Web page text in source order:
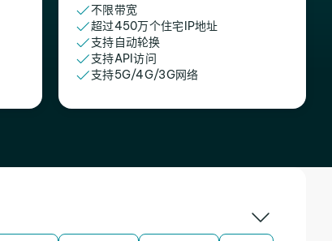
不限带宽
超过450万个住宅IP地址
支持自动轮换
支持API访问
支持5G/4G/3G网络